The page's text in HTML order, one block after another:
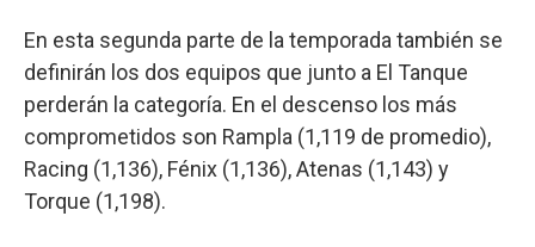
En esta segunda parte de la temporada también se
definirán los dos equipos que junto a El Tanque
perderán la categoría. En el descenso los más
comprometidos son Rampla (1,119 de promedio),
Racing (1,136), Fénix (1,136), Atenas (1,143) y
Torque (1,198).